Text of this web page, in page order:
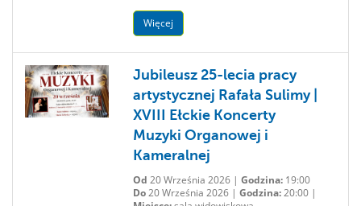
Więcej
Jubileusz 25-lecia pracy
artystycznej Rafała Sulimy |
XVIII Ełckie Koncerty
Muzyki Organowej i
Kameralnej
Od 20 Września 2026 | Godzina:19:00
Do20 Września 2026 | Godzina:20:00 |